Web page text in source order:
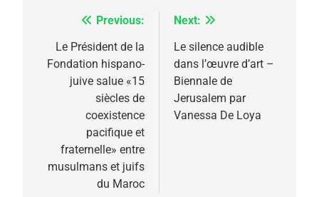
Navigation
l’article
Previous:
Le Président de la
Fondation hispano-
juive salue «15
siècles de
coexistence
pacifique et
fraternelle» entre
musulmans et juifs
du Maroc
Next:
Le silence audible
dans l’œuvre d’art –
Biennale de
Jerusalem par
Vanessa De Loya